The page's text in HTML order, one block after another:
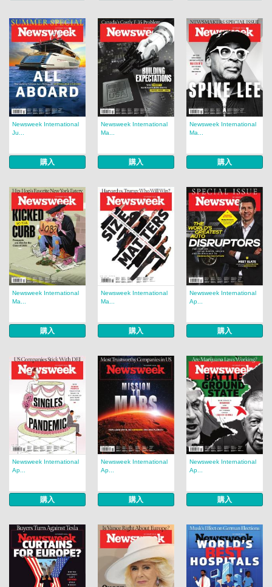
Newsweek International
Ju...
購入
Newsweek International
Ma...
購入
Newsweek International
Ma...
購入
Newsweek International
Ma...
購入
Newsweek International
Ma...
購入
Newsweek International
Ap...
購入
Newsweek International
Ap...
購入
Newsweek International
Ap...
購入
Newsweek International
Ap...
購入